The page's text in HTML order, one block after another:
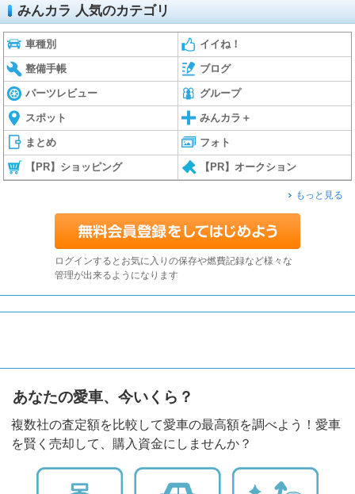
みんカラ 人気のカテゴリ
車種別 イイね！
整備手帳 ブログ
パーツレビュー グループ
スポット みんカラ＋
まとめ フォト
【PR】ショッピング 【PR】オークション
もっと見る
ログインするとお気に入りの保存や燃費記録など様々な
管理が出来るようになります
あなたの愛車、今いくら？
複数社の査定額を比較して愛車の最高額を調べよう！愛車
を賢く売却して、購入資金にしませんか？